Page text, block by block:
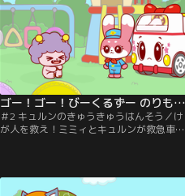
ゴー！ゴー！びーくるずー のりものスター編 第02話
＃2 キュルンのきゅうきゅうはんそう／け
が人を救え！ミミィとキュルンが救急車の